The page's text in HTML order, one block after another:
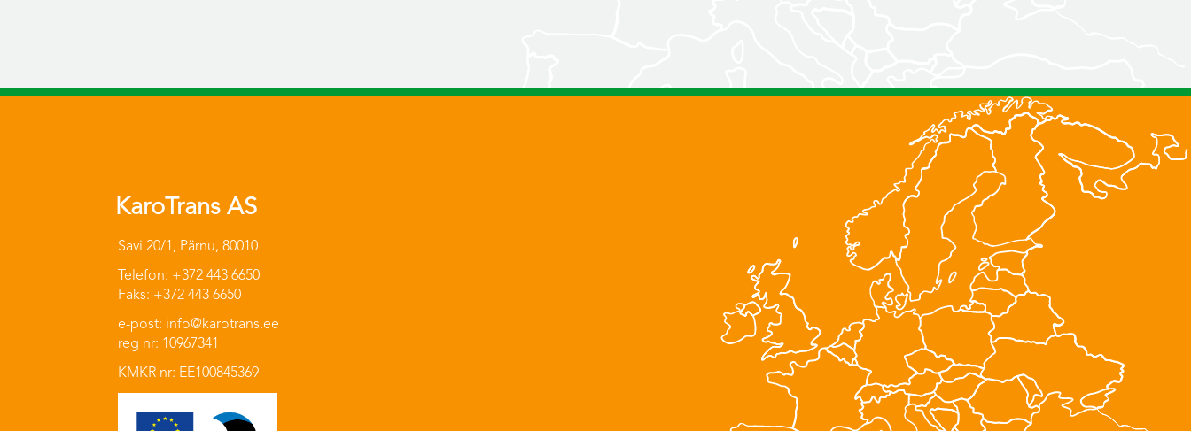
KaroTrans AS
Savi 20/1, Pärnu, 80010
Telefon: +372 443 6650
Faks: +372 443 6650
e-post: info@karotrans.ee
reg nr: 10967341
KMKR nr: EE100845369